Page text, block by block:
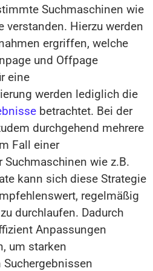
Suchmaschinen wie
verstanden. Hierzu werden
ergriffen, welche
und Offpage
eine
werden lediglich die
betrachtet. Bei der
durchgehend mehrere
Fall einer
wie z.B.
kann sich diese Strategie
regelmäßig
durchlaufen. Dadurch
Anpassungen
um starken